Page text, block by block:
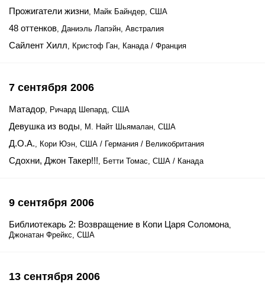
Прожигатели жизни, Майк Байндер, США
48 оттенков, Даниэль Лапэйн, Австралия
Сайлент Хилл, Кристоф Ган, Канада / Франция
7 сентября 2006
Матадор, Ричард Шепард, США
Девушка из воды, М. Найт Шьямалан, США
Д.О.А., Кори Юэн, США / Германия / Великобритания
Сдохни, Джон Такер!!!, Бетти Томас, США / Канада
9 сентября 2006
Библиотекарь 2: Возвращение в Копи Царя Соломона,
Джонатан Фрейкс, США
13 сентября 2006